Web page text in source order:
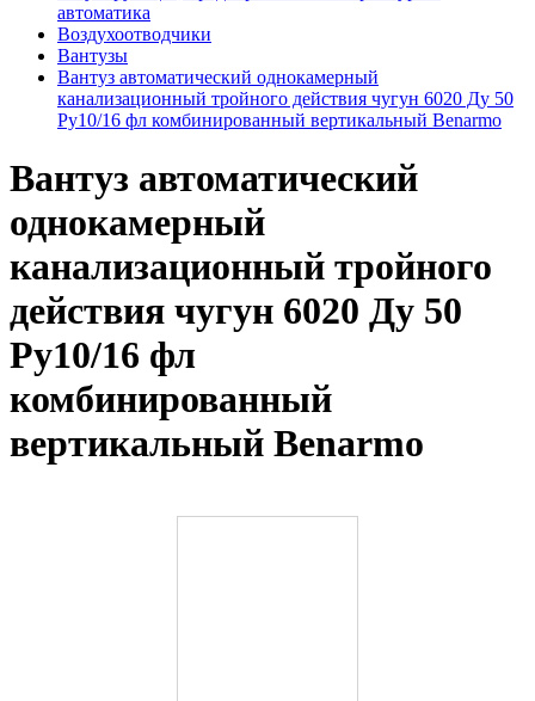
автоматика
Воздухоотводчики
Вантузы
Вантуз автоматический однокамерный
канализационный тройного действия чугун 6020 Ду 50
Ру10/16 фл комбинированный вертикальный Benarmo
Вантуз автоматический
однокамерный
канализационный тройного
действия чугун 6020 Ду 50
Ру10/16 фл
комбинированный
вертикальный Benarmo